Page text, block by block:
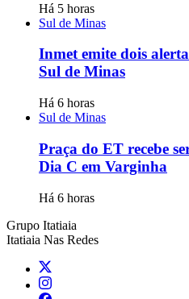
Há 5 horas
Sul de Minas
Inmet emite dois
Sul de Minas
Há 6 horas
Sul de Minas
Praça do ET recebe
Dia C em Varginha
Há 6 horas
Grupo Itatiaia
Itatiaia Nas Redes